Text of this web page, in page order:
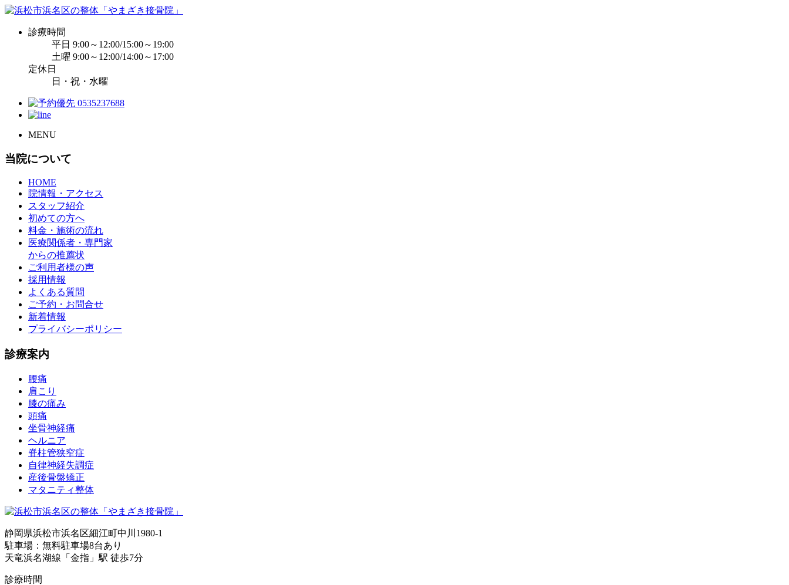
診療時間
平日 9:00～12:00/15:00～19:00
土曜 9:00～12:00/14:00～17:00
定休日
日・祝・水曜
MENU
当院について
HOME
院情報・アクセス
スタッフ紹介
初めての方へ
料金・施術の流れ
医療関係者・専門家
からの推薦状
ご利用者様の声
採用情報
よくある質問
ご予約・お問合せ
新着情報
プライバシーポリシー
診療案内
腰痛
肩こり
膝の痛み
頭痛
坐骨神経痛
ヘルニア
脊柱管狭窄症
自律神経失調症
産後骨盤矯正
マタニティ整体
静岡県浜松市浜名区細江町中川1980-1
駐車場：無料駐車場8台あり
天竜浜名湖線「金指」駅 徒歩7分
診療時間